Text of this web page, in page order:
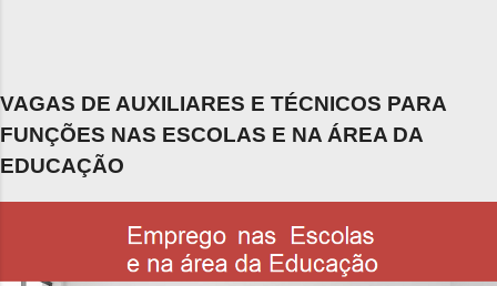
VAGAS DE AUXILIARES E TÉCNICOS PARA
FUNÇÕES NAS ESCOLAS E NA ÁREA DA
EDUCAÇÃO